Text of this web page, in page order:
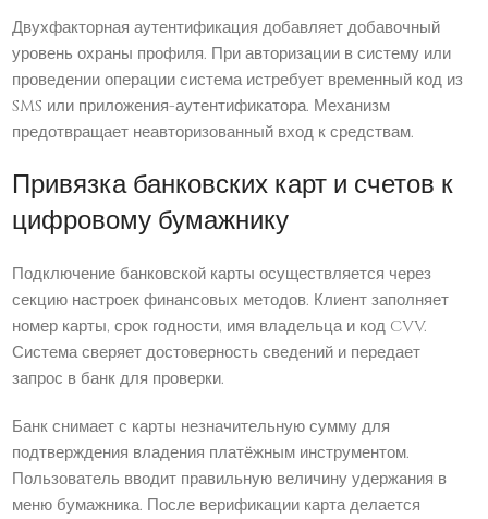
Двухфакторная аутентификация добавляет добавочный
уровень охраны профиля. При авторизации в систему или
проведении операции система истребует временный код из
SMS или приложения-аутентификатора. Механизм
предотвращает неавторизованный вход к средствам.
Привязка банковских карт и счетов к
цифровому бумажнику
Подключение банковской карты осуществляется через
секцию настроек финансовых методов. Клиент заполняет
номер карты, срок годности, имя владельца и код CVV.
Система сверяет достоверность сведений и передает
запрос в банк для проверки.
Банк снимает с карты незначительную сумму для
подтверждения владения платёжным инструментом.
Пользователь вводит правильную величину удержания в
меню бумажника. После верификации карта делается